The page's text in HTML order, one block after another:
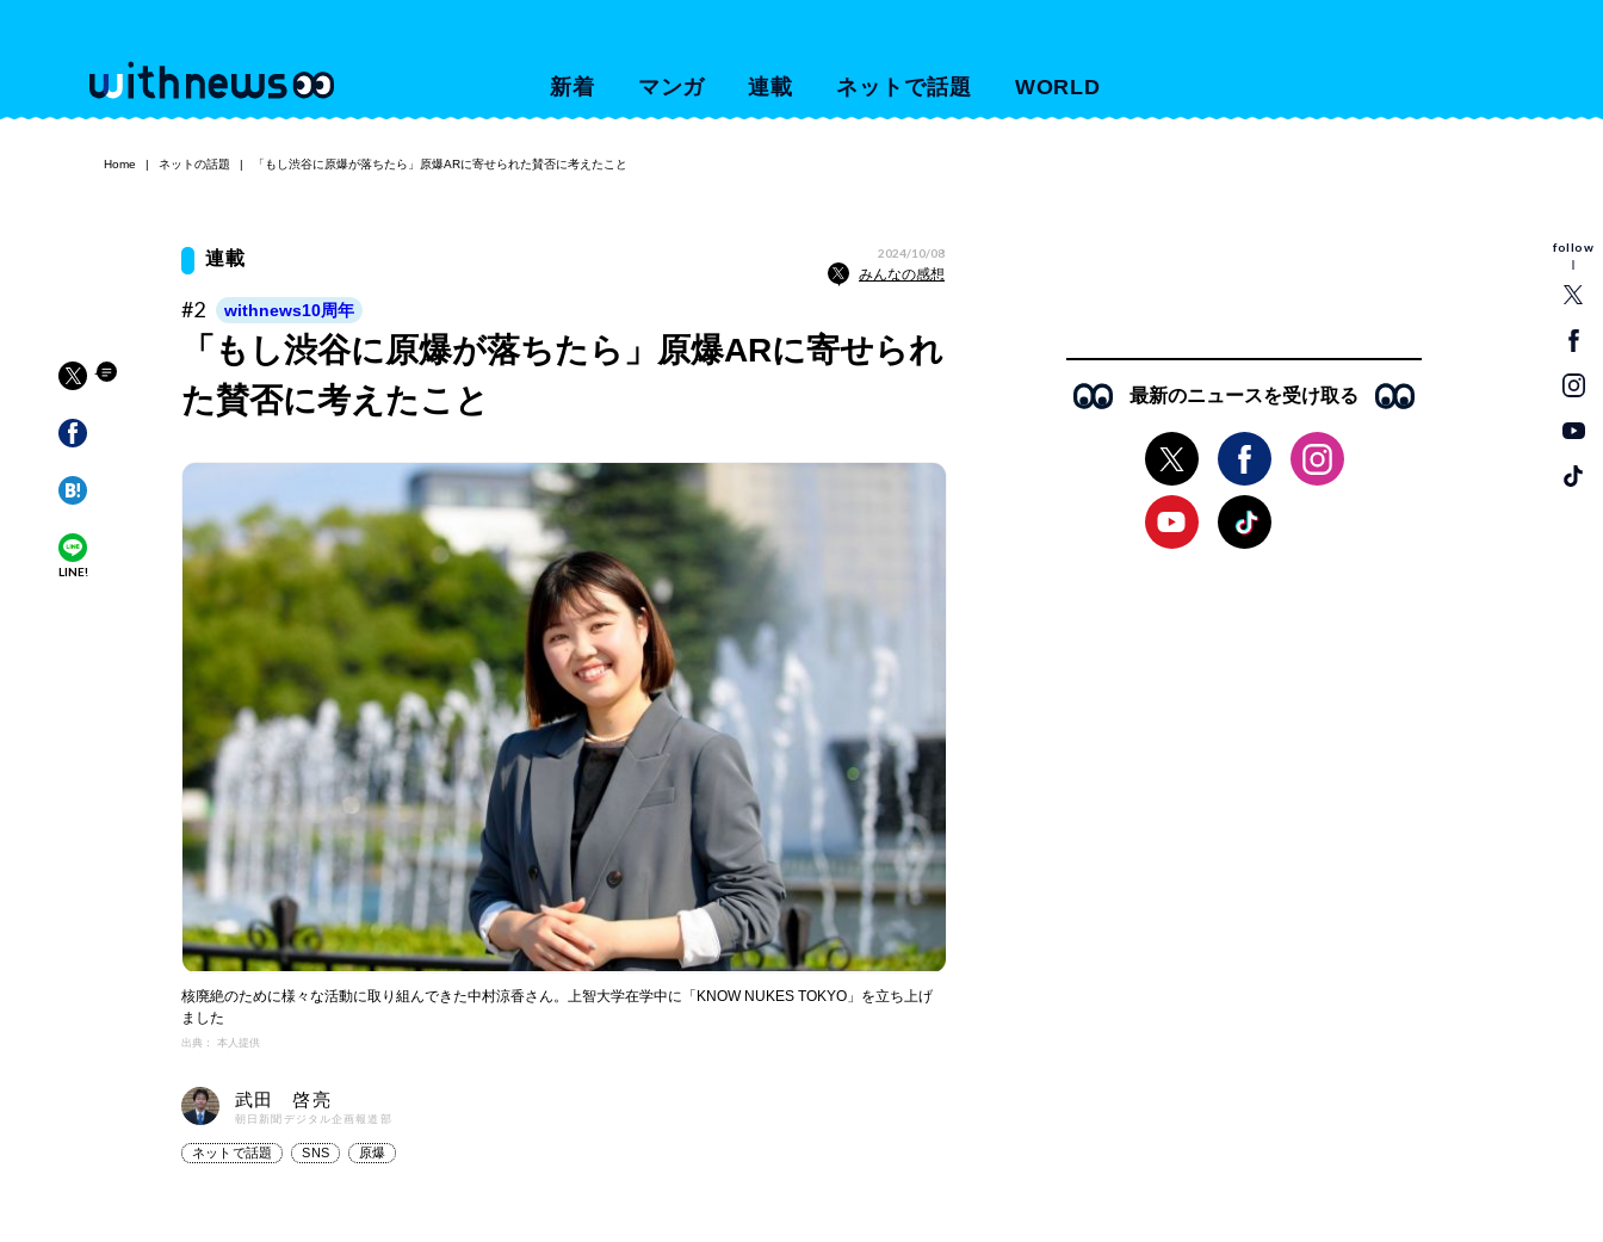
新着 マンガ 連載 ネットで話題 WORLD
follow
Home ネットの話題 「もし渋谷に原爆が落ちたら」原爆ARに寄せられた賛否に考えたこと
LINE!
連載 2024/10/08
みんなの感想
#2 withnews10周年
「もし渋谷に原爆が落ちたら」原爆ARに寄せられ
た賛否に考えたこと
核廃絶のために様々な活動に取り組んできた中村涼香さん。上智大学在学中に「KNOW NUKES TOKYO」を立ち上げ
ました
出典： 本人提供
武田 啓亮
朝日新聞デジタル企画報道部
ネットで話題 SNS 原爆
最新のニュースを受け取る